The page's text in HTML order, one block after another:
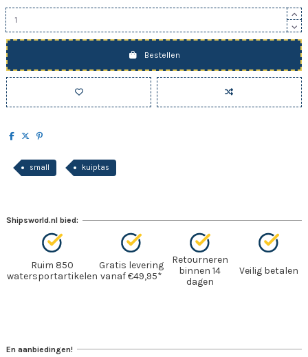
Bestellen
small kuiptas
Shipsworld.nl bied:
Ruim 850
watersportartikelen
Gratis levering
vanaf €49,95*
Retourneren
binnen 14
dagen
Veilig betalen
En aanbiedingen!